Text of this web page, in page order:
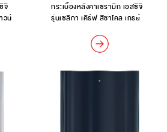
จี
วน์
กระเบื้องหลังคาเซรามิก เอสซีจี
รุ่นเซลิกา เคิร์ฟ สีชาโคล เกรย์